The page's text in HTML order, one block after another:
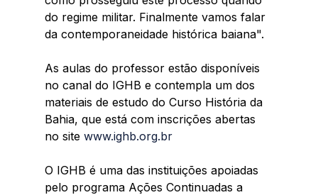
do regime militar. Finalmente vamos falar
da contemporaneidade histórica baiana".
As aulas do professor estão disponíveis
no canal do IGHB e contempla um dos
materiais de estudo do Curso História da
Bahia, que está com inscrições abertas
no site www.ighb.org.br
O IGHB é uma das instituições apoiadas
pelo programa Ações Continuadas a